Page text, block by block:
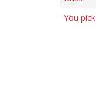
You pick